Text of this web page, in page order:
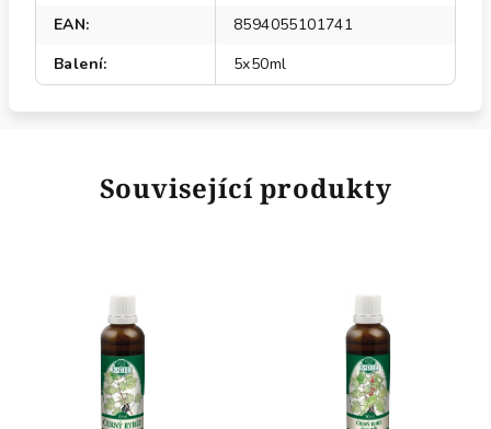
EAN:
8594055101741
Balení: 5x50ml
Související produkty